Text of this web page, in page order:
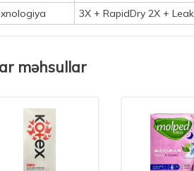
3X + RapidDry 2X +
məhsullar